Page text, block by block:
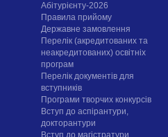
Абітурієнту-2026
Правила прийому
Державне замовлення
Перелік (акредитованих та
неакредитованих) освітніх
програм
Перелік документів для
вступників
Програми творчих конкурсiв
Вступ до аспірантури,
докторантури